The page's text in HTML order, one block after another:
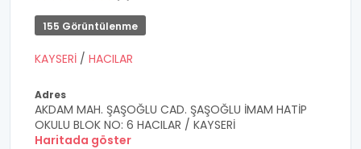
155 Görüntülenme
KAYSERİ / HACILAR
Adres
AKDAM MAH. ŞAŞOĞLU CAD. ŞAŞOĞLU İMAM HATİP
OKULU BLOK NO: 6 HACILAR / KAYSERİ
Haritada göster